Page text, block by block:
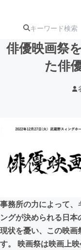
ジ
アート・
テクノロ
ビジネス
まちづく
俳優映画祭
た俳
事務所の力によって、
ングが決められる日本
現状を憂い、この映画
す。 映画祭は映画上